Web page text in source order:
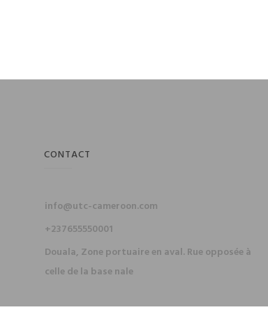
CONTACT
info@utc-cameroon.com
+237655550001
Douala, Zone portuaire en aval. Rue opposée à
celle de la base nale